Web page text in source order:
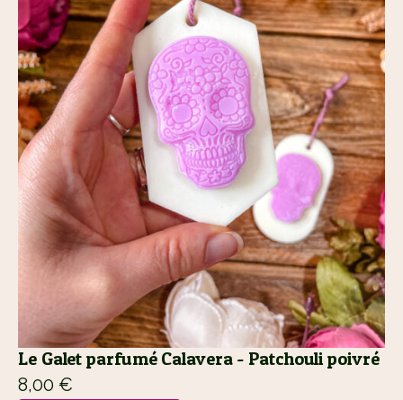
Le Galet parfumé Calavera - Patchouli poivré
8,00 €